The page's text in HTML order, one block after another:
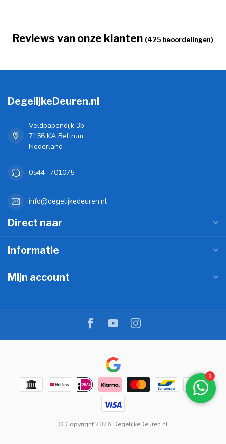
Reviews van onze klanten (425 beoordelingen)
DegelijkeDeuren.nl
Veldpapendijk 3b
7156 KA Beltrum
Nederland
0544- 701075
info@degelijkedeuren.nl
Direct naar
Informatie
Mijn account
© Copyright 2026 DegelijkeDeuren.nl